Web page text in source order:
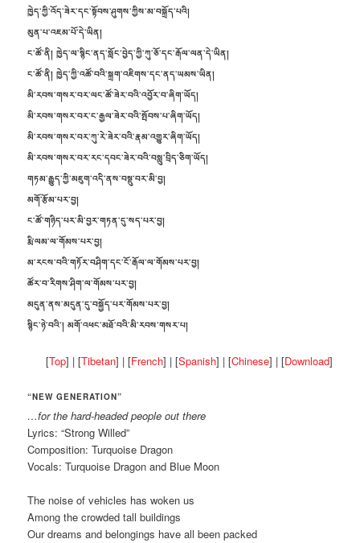
ཁྱེད་ཀྱི་འོད་ཟེར་དང་སྟོབས་ཤུགས་ཀྱིས་མ་བསྐྲོད་པའི།
མུན་པ་འཇམ་པོ་དེ་ཡིན།
ང་ཚོ་ནི། ཁྱེད་ལ་སྙིང་ནད་སློང་བྱེད་ཀྱི་ཀུ་ཅོ་དང་རྒོལ་ལན་དེ་ཡིན།
ང་ཚོ་ནི། ཁྱེད་ཀྱི་འཚོ་བའི་སྐྲག་འཇིགས་དང་ནད་ཡམས་ཡིན།
མི་རབས་གསར་བར་ལང་ཚོ་ཟེར་བའི་འབྱོར་བ་ཞིག་ཡོད།
མི་རབས་གསར་བར་ང་རྒྱལ་ཟེར་བའི་སྤོབས་པ་ཞིག་ཡོད།
མི་རབས་གསར་བར་ཀུ་རེ་ཟེར་བའི་རྣམ་འགྱུར་ཞིག་ཡོད།
མི་རབས་གསར་བར་རང་དབང་ཟེར་བའི་བསླུ་བྲིད་ཅིག་ཡོད།
གཏམ་རྒྱུད་ཀྱི་མཇུག་འདི་ནས་བསྡུ་བར་མི་བྱ།
མགོ་རྩོམ་པར་བྱ།
ང་ཚོ་གཉིད་པར་མི་བྱར་གཏན་དུ་སད་པར་བྱ།
རྨི་ལམ་ལ་གོམས་པར་བྱ།
མ་རངས་བའི་གཏོར་བཤིག་དང་ངོ་རྒོལ་ལ་གོམས་པར་བྱ།
ཚོར་བ་རིགས་ཤིག་ལ་གོམས་པར་བྱ།
མདུན་ནས་མདུན་དུ་བསྐྱོད་པར་གོམས་པར་བྱ།
སྙིང་ཉེ་བའི་། མགོ་འཕང་མཐོ་བའི་མི་རབས་གསར་པ།
[Top] | [Tibetan] | [French] | [Spanish] | [Chinese] | [Download]
“NEW GENERATION”
…for the hard-headed people out there
Lyrics: “Strong Willed”
Composition: Turquoise Dragon
Vocals: Turquoise Dragon and Blue Moon
The noise of vehicles has woken us
Among the crowded tall buildings
Our dreams and belongings have all been packed